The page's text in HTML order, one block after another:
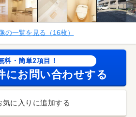
の一覧を見る（16枚）
料・簡単2項目！
にお問い合わせする
気に入りに追加する